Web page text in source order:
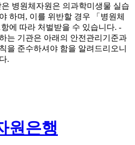
병원체자원은 의과학미생물 실습
하며, 이를 위반할 경우 「병원체
에 따라 처벌받을 수 있습니다. -
는 기관은 아래의 안전관리기준과
을 준수하셔야 함을 알려드리오니
.
원은행